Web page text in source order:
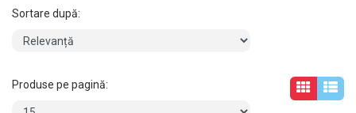
Sortare după:
Produse pe pagină: